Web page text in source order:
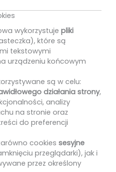
wykorzystuje pliki
które są
tekstowymi
urządzeniu końcowym
są w celu:
działania strony,
analizy
na stronie oraz
do preferencji
cookies sesyjne
przeglądarki), jak i
przez określony